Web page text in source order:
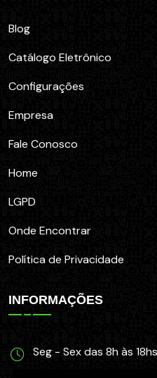
Blog
Catálogo Eletrônico
Configurações
Empresa
Fale Conosco
Home
LGPD
Onde Encontrar
Política de Privacidade
INFORMAÇÕES
Seg - Sex das 8h às 18hs